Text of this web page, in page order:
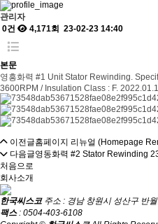
관리자
0건
4,171회 23-02-23 14:40
본문
영흥화력 #1 Unit Stator Rewinding.
3600RPM / Insulation Class : F.
이전글홈페이지 리뉴얼 (Homepage
다음글영동화력 #2 Stator Rewinding
처음으로
회사소개
한국씨스코주소 : 경남 창원시 성산구 반
팩스: 0504-403-6108